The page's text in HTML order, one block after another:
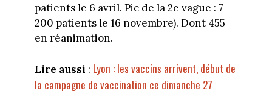
patients le 6 avril. Pic de la 2e vague : 7
200 patients le 16 novembre). Dont 455
en réanimation.
Lire aussi : Lyon : les vaccins arrivent, début de
la campagne de vaccination ce dimanche 27